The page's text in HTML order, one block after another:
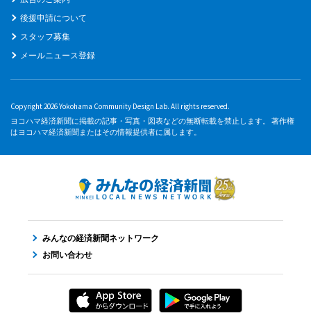
後援申請について
スタッフ募集
メールニュース登録
Copyright 2026 Yokohama Community Design Lab. All rights reserved.
ヨコハマ経済新聞に掲載の記事・写真・図表などの無断転載を禁止します。 著作権
はヨコハマ経済新聞またはその情報提供者に属します。
みんなの経済新聞ネットワーク
お問い合わせ